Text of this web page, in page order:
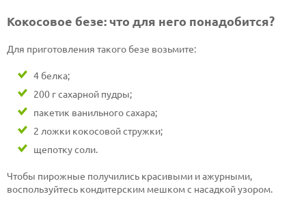
Кокосовое безе: что для него понадобится?
Для приготовления такого безе возьмите:
4 белка;
200 г сахарной пудры;
пакетик ванильного сахара;
2 ложки кокосовой стружки;
щепотку соли.
Чтобы пирожные получились красивыми и ажурными,
воспользуйтесь кондитерским мешком с насадкой узором.